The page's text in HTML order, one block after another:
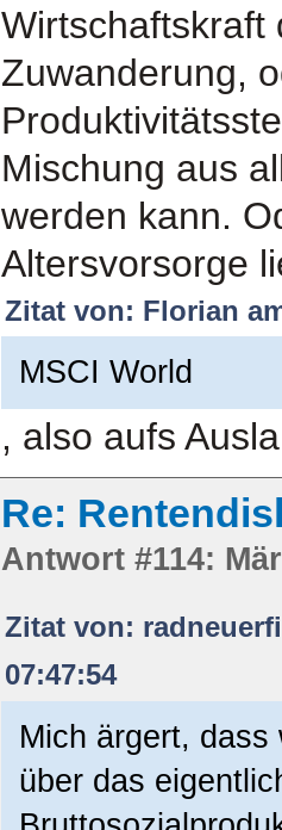
Wirtschaftskraft
Zuwanderung,
Mischung aus
werden kann.
Altersvorsorge
Zitat von: Florian
MSCI World
, also aufs
Re:
Antwort #114:
Zitat von:
07:47:54
Mich ärgert,
über das